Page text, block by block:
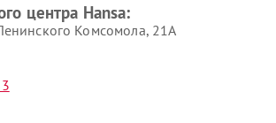
центра Hansa:
Комсомола, 21А